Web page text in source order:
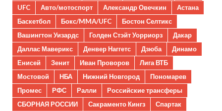
UFC
Авто/мотоспорт Александр Овечкин
Астана
Баскетбол
Бокс/MMA/UFC
Бостон Селтикс
Вашингтон Уизардс
Голден Стэйт Уорриорз
Дакар
Даллас Маверикс
Денвер Наггетс Дзюба
Динамо
Енисей
Зенит Иван Проворов
Лига ВТБ
Мостовой
НБА Нижний Новгород
Пономарев
Промес
РФС Ралли
Российские трансферы
СБОРНАЯ РОССИИ
Сакраменто Кингз
Спартак